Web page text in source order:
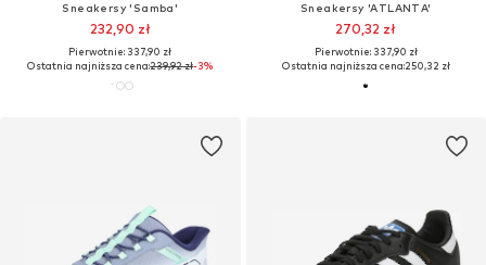
Sneakersy 'Samba'
232,90 zł
Pierwotnie: 337,90 zł
Ostatnia najniższa cena:239,92 zł-3%
Sneakersy 'ATLANTA'
270,32 zł
Pierwotnie: 337,90 zł
Ostatnia najniższa cena:250,32 zł